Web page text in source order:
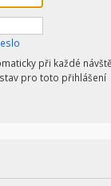
při každé
pro toto přihlášení